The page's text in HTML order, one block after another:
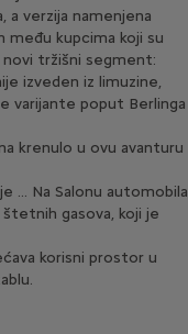
a verzija namenjena
među kupcima koji su
tržišni segment:
izveden iz limuzine,
varijante poput Berlinga
krenulo u ovu avanturu
... Na Salonu automobila
gasova, koji je
korisni prostor u